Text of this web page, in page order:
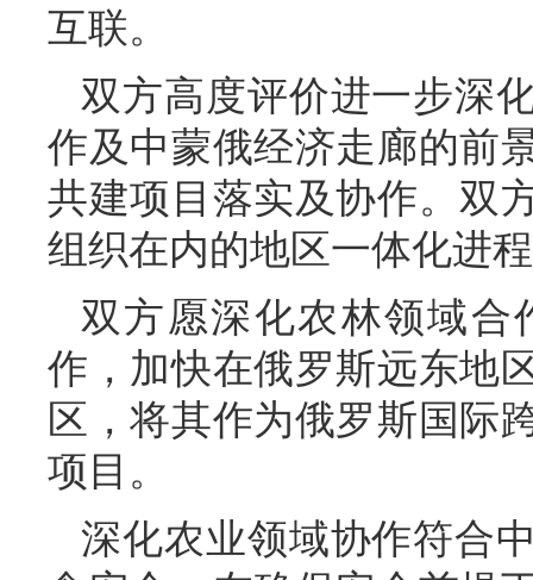
互联。
双方高度评价进一步深
作及中蒙俄经济走廊的前
共建项目落实及协作。双
组织在内的地区一体化进
双方愿深化农林领域合
作，加快在俄罗斯远东地
区，将其作为俄罗斯国际
项目。
深化农业领域协作符合